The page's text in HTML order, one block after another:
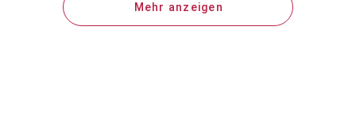
Mehr anzeigen